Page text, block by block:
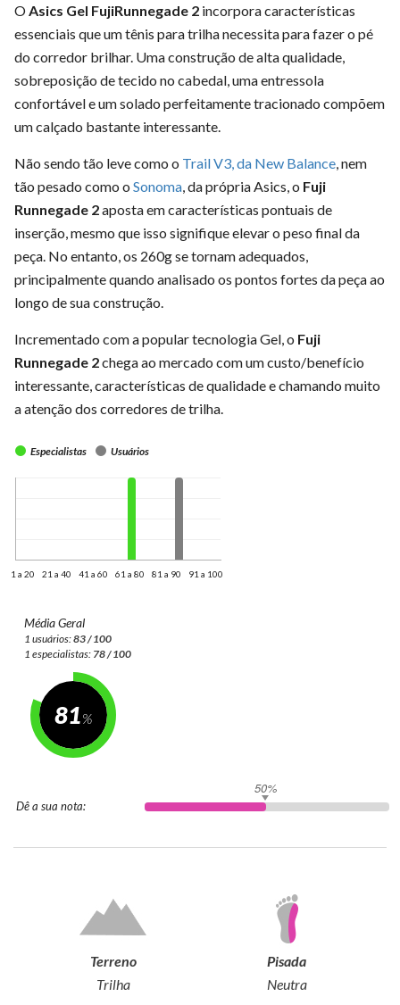
OAsics Gel FujiRunnegade 2 incorpora características
essenciais que um tênis para trilha necessita para fazer o pé
do corredor brilhar. Uma construção de alta qualidade,
sobreposição de tecido no cabedal, uma entressola
confortável e um solado perfeitamente tracionado compõem
um calçado bastante interessante.
Não sendo tão leve como o Trail V3, da New Balance, nem
tão pesado como o Sonoma, da própria Asics, o Fuji
Runnegade 2aposta em características pontuais de
inserção, mesmo que isso signifique elevar o peso final da
peça. No entanto, os 260g se tornam adequados,
principalmente quando analisado os pontos fortes da peça ao
longo de sua construção.
Incrementado com a popular tecnologia Gel, o Fuji
Runnegade 2chega ao mercado com um custo/benefício
interessante, características de qualidade e chamando muito
a atenção dos corredores de trilha.
Especialistas Usuários
1 a 20 21 a 40 41 a 60 61 a 80 81 a 90 91 a 100
Média Geral
1 usuários:83 / 100
1 especialistas: 78 / 100
81
Dê a sua nota:
50%
Terreno
Trilha
Pisada
Neutra